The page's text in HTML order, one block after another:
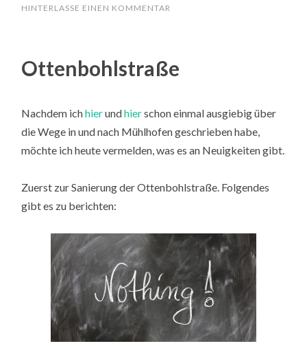
HINTERLASSE EINEN KOMMENTAR
Ottenbohlstraße
Nachdem ichhierundhierschon einmal ausgiebig über
die Wege in und nach Mühlhofen geschrieben habe,
möchte ich heute vermelden, was es an Neuigkeiten gibt.
Zuerst zur Sanierung der Ottenbohlstraße. Folgendes
gibt es zu berichten: